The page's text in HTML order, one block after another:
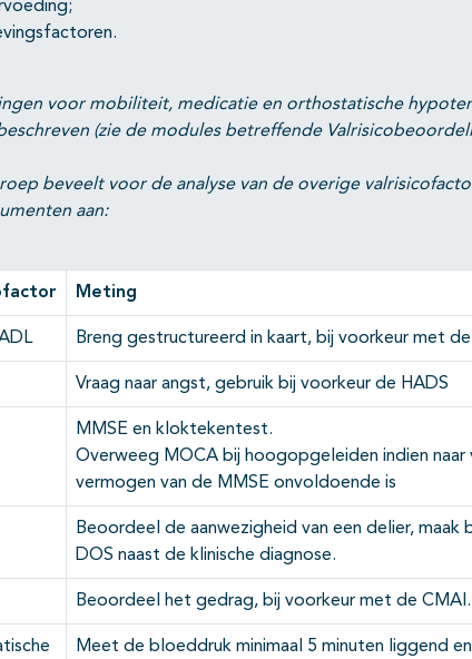
en dichtklappen
voor mobiliteit, medicatie en orthostatische
(zie de modules betreffende
beveelt voor de analyse van de overige
aan:
Meting
Breng gestructureerd in kaart, bij voorkeur met
Vraag naar angst, gebruik bij voorkeur de HADS
MMSE en kloktekentest.
Overweeg MOCA bij hoogopgeleiden indien naar
vermogen van de MMSE onvoldoende is
Beoordeel de aanwezigheid van een delier, maak
DOS naast de klinische diagnose.
Beoordeel het gedrag, bij voorkeur met de CMAI.
Meet de bloeddruk minimaal 5 minuten liggend